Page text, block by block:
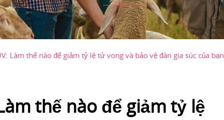
Làm thế nào để giảm tỷ lệ tử vong và bảo vệ đàn gia súc của bạn
thế nào để giảm tỷ lệ